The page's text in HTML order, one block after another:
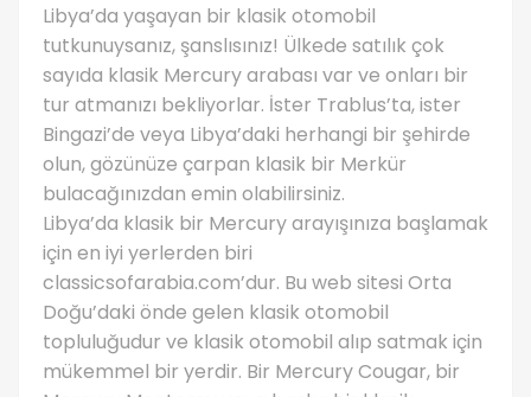
Libya’da yaşayan bir klasik otomobil
tutkunuysanız, şanslısınız! Ülkede satılık çok
sayıda klasik Mercury arabası var ve onları bir
tur atmanızı bekliyorlar. İster Trablus’ta, ister
Bingazi’de veya Libya’daki herhangi bir şehirde
olun, gözünüze çarpan klasik bir Merkür
bulacağınızdan emin olabilirsiniz.
Libya’da klasik bir Mercury arayışınıza başlamak
için en iyi yerlerden biri
classicsofarabia.com’dur. Bu web sitesi Orta
Doğu’daki önde gelen klasik otomobil
topluluğudur ve klasik otomobil alıp satmak için
mükemmel bir yerdir. Bir Mercury Cougar, bir